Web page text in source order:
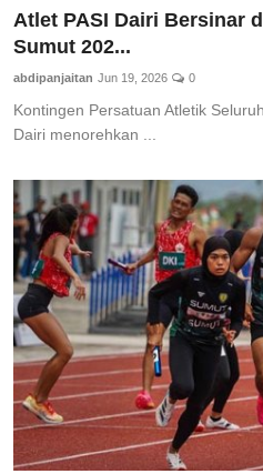
Atlet PASI Dairi Bersinar
Sumut 202...
abdipanjaitan Jun 19, 2026 0
Kontingen Persatuan Atletik
Dairi menorehkan ...